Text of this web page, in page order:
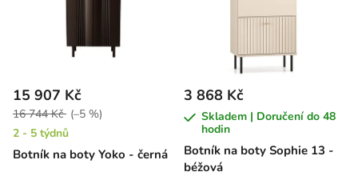
Botník na boty Yoko - černá
15 907 Kč
16 744 Kč (–5 %)
2 - 5 týdnů
Botník na boty Sophie 13 -
béžová
3 868 Kč
Skladem | Doručení do 48
hodin